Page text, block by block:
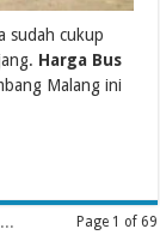
sudah cukup
Harga Bus
Malang ini
Page 1 of 69
...